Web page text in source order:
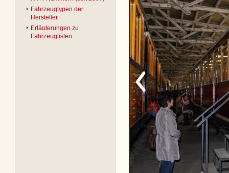
Fahrzeugtypen der
Hersteller
Erläuterungen zu
Fahrzeuglisten